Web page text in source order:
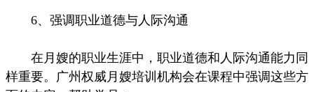
6、强调职业道德与人际沟通
在月嫂的职业生涯中，职业道德和人际沟通能力同
样重要。广州权威月嫂培训机构会在课程中强调这些方